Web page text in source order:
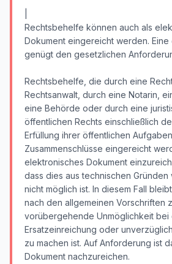
Rechtsbehelfe können auch als
Dokument eingereicht werden. Eine
genügt den gesetzlichen
Rechtsbehelfe, die durch eine
Rechtsanwalt, durch eine Notarin,
eine Behörde oder durch eine
öffentlichen Rechts einschließlich
Erfüllung ihrer öffentlichen
Zusammenschlüsse eingereicht
elektronisches Dokument
dass dies aus technischen
nicht möglich ist. In diesem Fall
nach den allgemeinen Vorschriften
vorübergehende Unmöglichkeit bei
Ersatzeinreichung oder
zu machen ist. Auf Anforderung ist
Dokument nachzureichen.